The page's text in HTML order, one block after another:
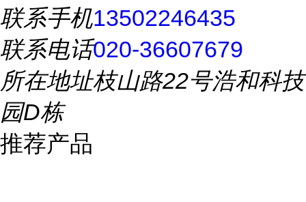
联系手机13502246435
联系电话020-36607679
所在地址枝山路22号浩和科技
园D栋
推荐产品